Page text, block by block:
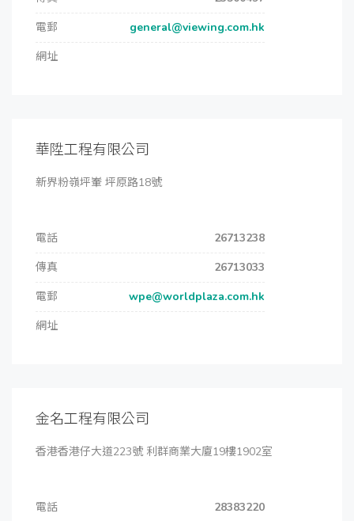
電郵
general@viewing.com.hk
網址
華陞工程有限公司
新界粉嶺坪輋 坪原路18號
電話
26713238
傳真
26713033
電郵
wpe@worldplaza.com.hk
網址
金名工程有限公司
香港香港仔大道223號 利群商業大廈19樓1902室
電話
28383220